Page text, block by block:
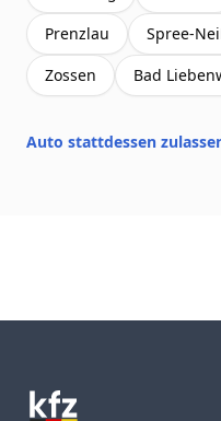
Prenzlau
Spree-
Zossen
Bad
Auto stattdessen